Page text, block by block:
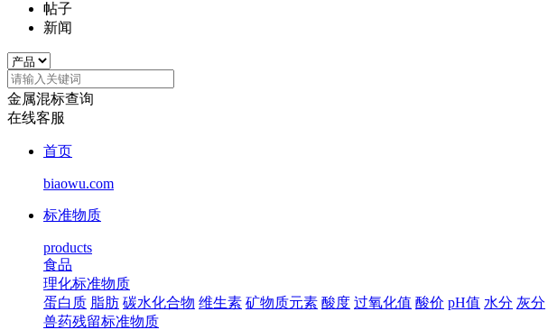
帖子
新闻
金属混标查询
在线客服
首页
biaowu.com
标准物质
products
食品
理化标准物质
蛋白质 脂肪 碳水化合物 维生素 矿物质元素 酸度 过氧化值 酸价 pH值 水分 灰分
兽药残留标准物质